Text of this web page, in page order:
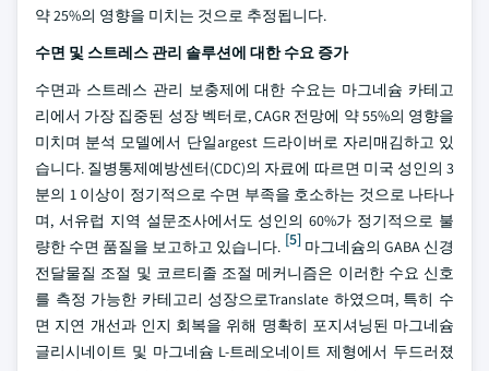
약 25%의 영향을 미치는 것으로 추정됩니다.
수면 및 스트레스 관리 솔루션에 대한 수요 증가
수면과 스트레스 관리 보충제에 대한 수요는 마그네슘 카테고
리에서 가장 집중된 성장 벡터로, CAGR 전망에 약 55%의 영향을
미치며 분석 모델에서 단일argest 드라이버로 자리매김하고 있
습니다. 질병통제예방센터(CDC)의 자료에 따르면 미국 성인의 3
분의 1 이상이 정기적으로 수면 부족을 호소하는 것으로 나타나
며, 서유럽 지역 설문조사에서도 성인의 60%가 정기적으로 불
량한 수면 품질을 보고하고 있습니다. [5] 마그네슘의 GABA 신경
전달물질 조절 및 코르티졸 조절 메커니즘은 이러한 수요 신호
를 측정 가능한 카테고리 성장으로Translate 하였으며, 특히 수
면 지연 개선과 인지 회복을 위해 명확히 포지셔닝된 마그네슘
글리시네이트 및 마그네슘 L-트레오네이트 제형에서 두드러졌